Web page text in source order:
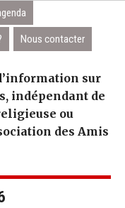
Nous contacter
sur
indépendant de
ou
des Amis